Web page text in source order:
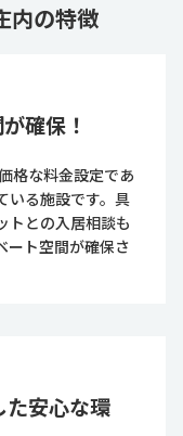
内の特徴
確保！
格な料金設定であ
いる施設です。具
トとの入居相談も
ート空間が確保さ
た安心な環